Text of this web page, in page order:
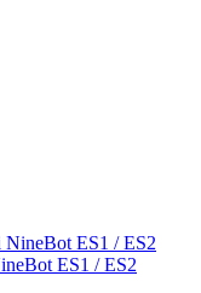
ES1 / ES2